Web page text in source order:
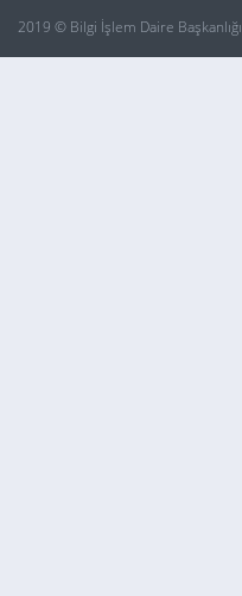
2019 © Bilgi İşlem Daire Başkanlığı